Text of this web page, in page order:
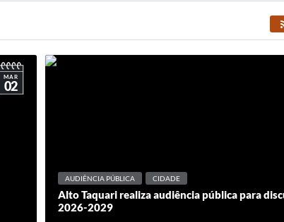
MAR
02
AUDIÊNCIA PÚBLICA CIDADE
Alto Taquari realiza audiência pública para
2026-2029